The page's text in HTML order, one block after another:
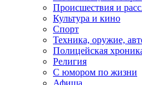
Происшествия и
Культура и кино
Спорт
Техника, оружие,
Полицейская
Религия
С юмором по жизни
Афиша